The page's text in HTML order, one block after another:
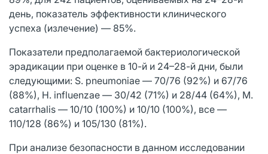
день, показатель эффективности клинического
успеха (излечение) — 85%.
Показатели предполагаемой бактериологической
эрадикации при оценке в 10-й и 24–28-й дни, были
следующими: S. pneumoniae — 70/76 (92%) и 67/76
(88%), H. influenzae — 30/42 (71%) и 28/44 (64%), M.
catarrhalis — 10/10 (100%) и 10/10 (100%), все —
110/128 (86%) и 105/130 (81%).
При анализе безопасности в данном исследовании